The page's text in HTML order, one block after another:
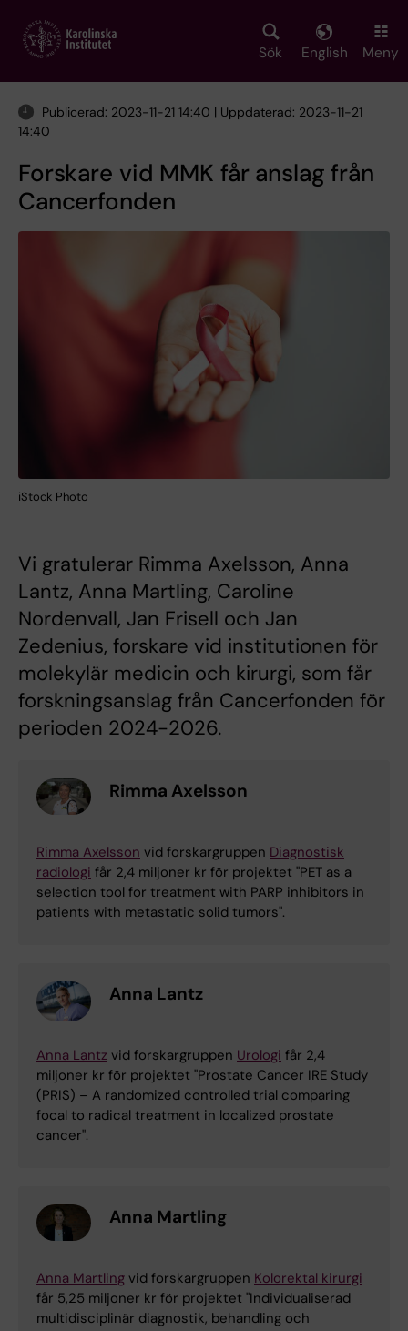
main
Sök English Meny
Publicerad: 2023-11-21 14:40 | Uppdaterad: 2023-11-21
14:40
Forskare vid MMK får anslag från
Cancerfonden
iStock Photo
Vi gratulerar Rimma Axelsson, Anna
Lantz, Anna Martling, Caroline
Nordenvall, Jan Frisell och Jan
Zedenius, forskare vid institutionen för
molekylär medicin och kirurgi, som får
forskningsanslag från Cancerfonden för
perioden 2024-2026.
Rimma Axelsson
Rimma Axelsson vid forskargruppen Diagnostisk
radiologi får 2,4 miljoner kr för projektet "PET as a
selection tool for treatment with PARP inhibitors in
patients with metastatic solid tumors".
Anna Lantz
Anna Lantz vid forskargruppen Urologi får 2,4
miljoner kr för projektet "Prostate Cancer IRE Study
(PRIS) – A randomized controlled trial comparing
focal to radical treatment in localized prostate
cancer".
Anna Martling
Anna Martling vid forskargruppen Kolorektal kirurgi
får 5,25 miljoner kr för projektet "Individualiserad
multidisciplinär diagnostik, behandling och